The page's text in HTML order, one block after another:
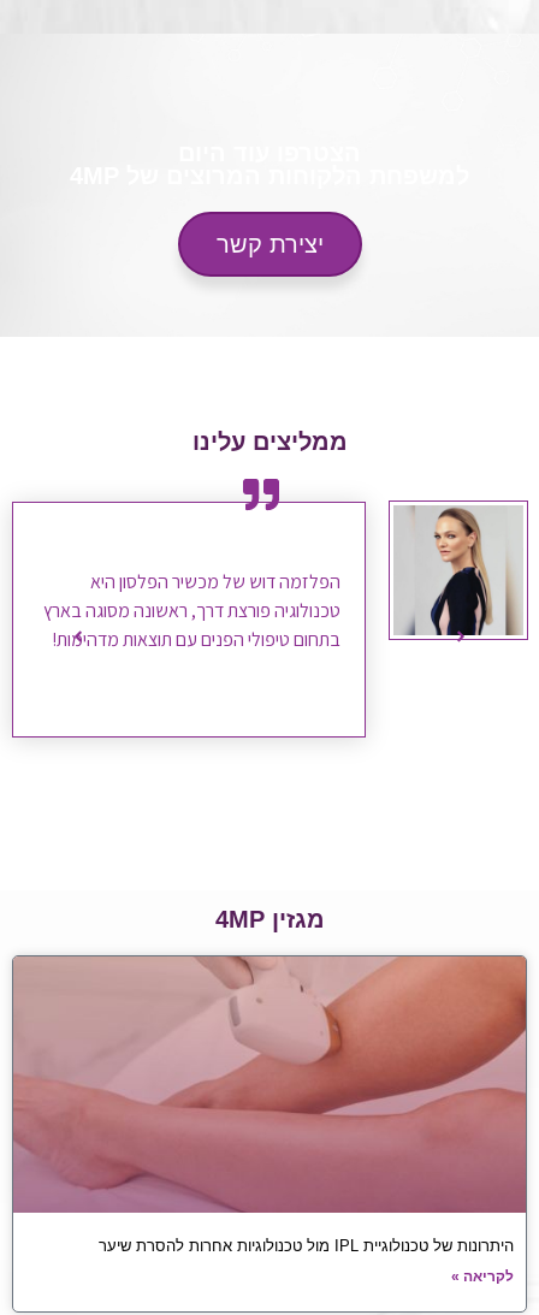
יצירת קשר
ממליצים עלינו
הפלזמה דוש של מכשיר הפלסון היא
טכנולוגיה פורצת דרך, ראשונה מסוגה בארץ
בתחום טיפולי הפנים עם תוצאות מדהימות!
מגזין 4MP
היתרונות של טכנולוגיית IPL מול טכנולוגיות אחרות להסרת שיער
לקריאה »